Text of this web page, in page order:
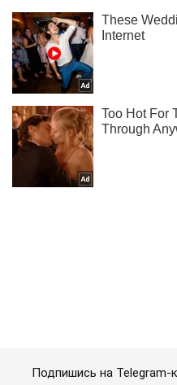
Важное